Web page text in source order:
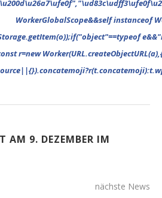
AM 9. DEZEMBER IM
nächste News